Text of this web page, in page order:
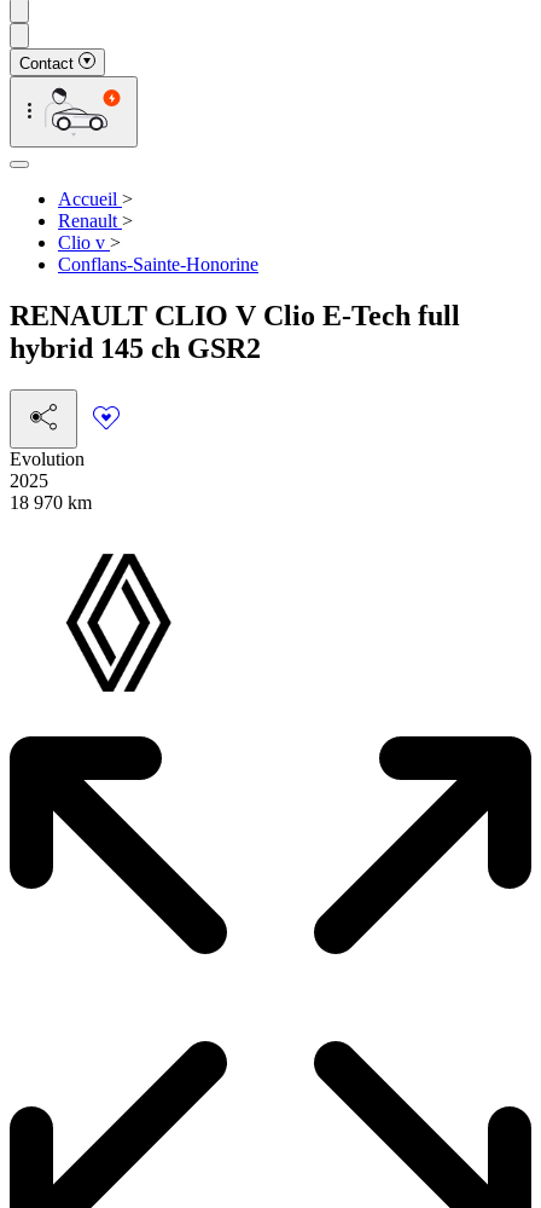
Contact
Accueil >
Renault >
Clio v >
Conflans-Sainte-Honorine
RENAULT CLIO V Clio E-Tech full
hybrid 145 ch GSR2
Evolution
2025
18 970 km